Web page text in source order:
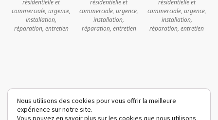
résidentielle et
commerciale, urgence,
installation,
réparation, entretien
résidentielle et
commerciale, urgence,
installation,
réparation, entretien
résidentielle et
commerciale, urgence,
installation,
réparation, entretien
Nous utilisons des cookies pour vous offrir la meilleure
expérience sur notre site.
Vous pouvez en savoir plus sur les cookies que nous utilisons
conduits